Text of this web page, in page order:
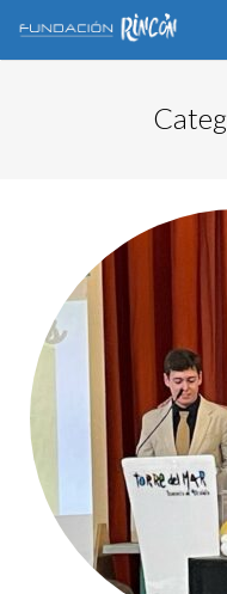
VÍDEOS
COLABORA
CONTACTO